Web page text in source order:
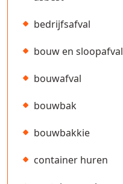
bedrijfsafval
bouw en sloopafval
bouwafval
bouwbak
bouwbakkie
container huren